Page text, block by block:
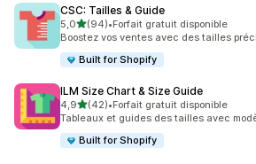
CSC: Tailles & Guide
5,0étoile(s) sur 5
(94)
94 avis au total
•Forfait gratuit disponible
Boostez vos ventes avec des tailles
Built for Shopify
ILM Size Chart & Size Guide
4,9étoile(s) sur 5
(42)
42 avis au total
•Forfait gratuit disponible
Tableaux et guides des tailles avec
Built for Shopify